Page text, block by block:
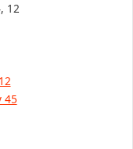
12
45